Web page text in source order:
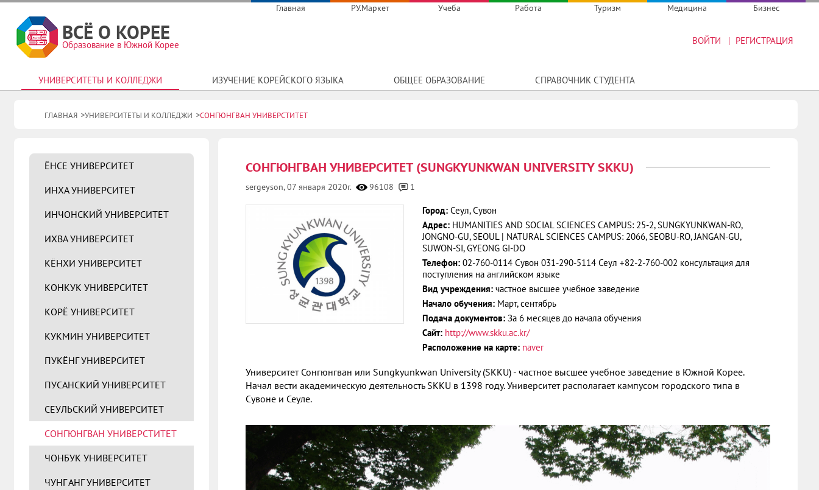
Главная РУ.Маркет Учеба Работа Туризм Медицина Бизнес
ВСЁ О КОРЕЕ
Образование в Южной Корее ВОЙТИ РЕГИСТРАЦИЯ
УНИВЕРСИТЕТЫ И КОЛЛЕДЖИ ИЗУЧЕНИЕ КОРЕЙСКОГО ЯЗЫКА ОБЩЕЕ ОБРАЗОВАНИЕ СПРАВОЧНИК СТУДЕНТА
ГЛАВНАЯ УНИВЕРСИТЕТЫ И КОЛЛЕДЖИ СОНГЮНГВАН УНИВЕРСТИТЕТ
СОНГЮНГВАН УНИВЕРСИТЕТ (SUNGKYUNKWAN UNIVERSITY SKKU)
sergeyson,07 января 2020г. 96108 1
Город:Сеул, Сувон
Адрес: HUMANITIES AND SOCIAL SCIENCES CAMPUS: 25-2, SUNGKYUNKWAN-RO,
JONGNO-GU, SEOUL | NATURAL SCIENCES CAMPUS: 2066, SEOBU-RO, JANGAN-GU,
SUWON-SI, GYEONG GI-DO
Телефон:02-760-0114 Сувон 031-290-5114 Сеул +82-2-760-002 консультация для
поступления на английском языке
Вид учреждения:частное высшее учебное заведение
Начало обучения: Март, сентябрь
Подача документов:За 6 месяцев до начала обучения
Сайт: http://www.skku.ac.kr/
Расположение на карте: naver
Университет Сонгюнгван или Sungkyunkwan University (SKKU) - частное высшее учебное заведение в Южной Корее.
Начал вести академическую деятельность SKKU в 1398 году. Университет располагает кампусом городского типа в
Сувоне и Сеуле.
ЁНСЕ УНИВЕРСИТЕТ
ИНХА УНИВЕРСИТЕТ
ИНЧОНСКИЙ УНИВЕРСИТЕТ
ИХВА УНИВЕРСИТЕТ
КЁНХИ УНИВЕРСИТЕТ
КОНКУК УНИВЕРСИТЕТ
КОРЁ УНИВЕРСИТЕТ
КУКМИН УНИВЕРСИТЕТ
ПУКЁНГ УНИВЕРСИТЕТ
ПУСАНСКИЙ УНИВЕРСИТЕТ
СЕУЛЬСКИЙ УНИВЕРСИТЕТ
СОНГЮНГВАН УНИВЕРСТИТЕТ
ЧОНБУК УНИВЕРСИТЕТ
ЧУНГ АНГ УНИВЕРСИТЕТ